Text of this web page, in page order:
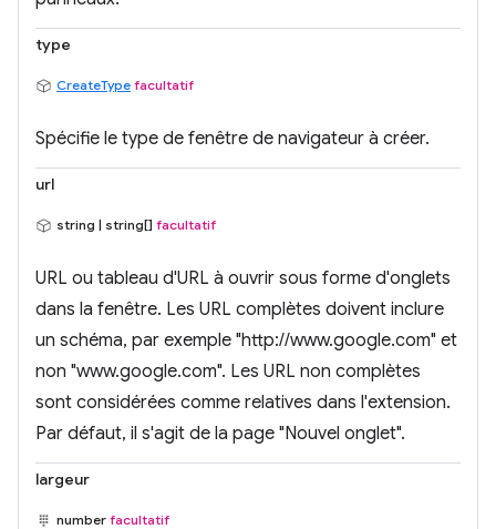
type
CreateType facultatif
Spécifie le type de fenêtre de navigateur à créer.
url
string | string[] facultatif
URL ou tableau d'URL à ouvrir sous forme d'onglets
dans la fenêtre. Les URL complètes doivent inclure
un schéma, par exemple "http://www.google.com" et
non "www.google.com". Les URL non complètes
sont considérées comme relatives dans l'extension.
Par défaut, il s'agit de la page "Nouvel onglet".
largeur
number facultatif